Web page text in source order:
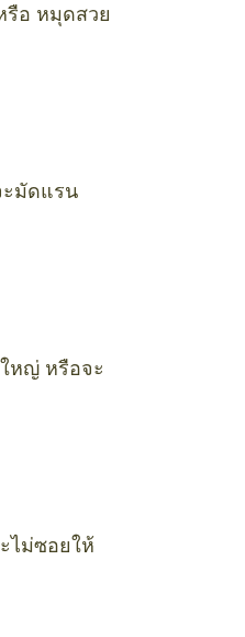
อ หมุดสวย
ะมัดแรน
หญ่ หรือจะ
ไม่ซอยให้